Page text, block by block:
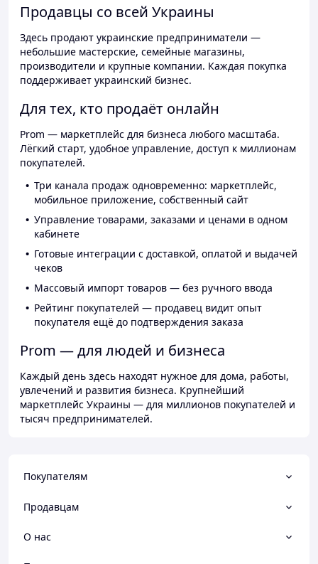
Продавцы со всей Украины
Здесь продают украинские предприниматели —
небольшие мастерские, семейные магазины,
производители и крупные компании. Каждая покупка
поддерживает украинский бизнес.
Для тех, кто продаёт онлайн
Prom — маркетплейс для бизнеса любого масштаба.
Лёгкий старт, удобное управление, доступ к миллионам
покупателей.
Три канала продаж одновременно: маркетплейс,
мобильное приложение, собственный сайт
Управление товарами, заказами и ценами в одном
кабинете
Готовые интеграции с доставкой, оплатой и выдачей
чеков
Массовый импорт товаров — без ручного ввода
Рейтинг покупателей — продавец видит опыт
покупателя ещё до подтверждения заказа
Prom — для людей и бизнеса
Каждый день здесь находят нужное для дома, работы,
увлечений и развития бизнеса. Крупнейший
маркетплейс Украины — для миллионов покупателей и
тысяч предпринимателей.
Покупателям
Продавцам
О нас